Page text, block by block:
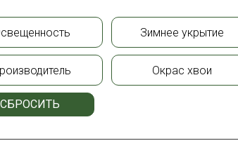
Зимнее укрытие
Окрас хвои
СБРОСИТЬ